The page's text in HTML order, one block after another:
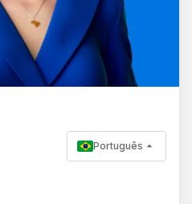
Português